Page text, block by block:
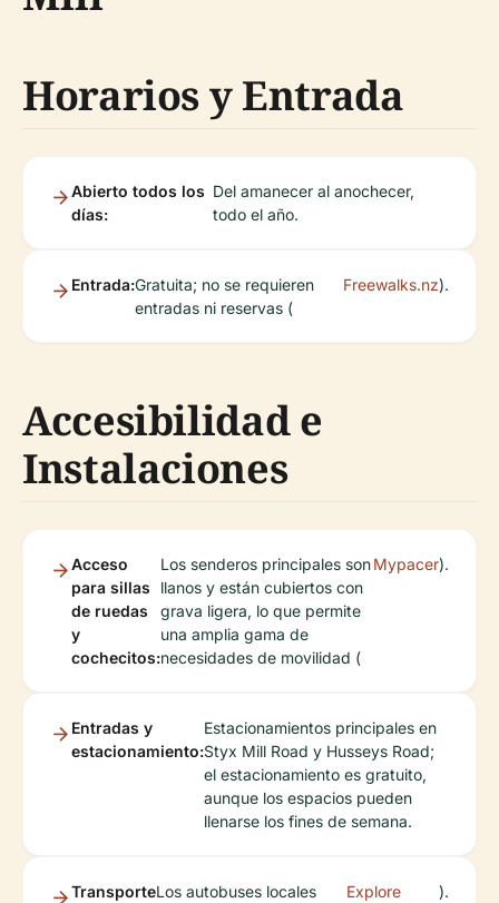
Horarios y Entrada
Abierto todos los
días:
Del amanecer al anochecer,
todo el año.
Entrada:Gratuita; no se requieren
entradas ni reservas (
Freewalks.nz).
Accesibilidad e
Instalaciones
Acceso
para sillas
de ruedas
y
cochecitos:
Los senderos principales son
llanos y están cubiertos con
grava ligera, lo que permite
una amplia gama de
necesidades de movilidad (
Mypacer).
Entradas y
estacionamiento:
Estacionamientos principales en
Styx Mill Road y Husseys Road;
el estacionamiento es gratuito,
aunque los espacios pueden
llenarse los fines de semana.
TransporteLos autobuses locales
Explore
).